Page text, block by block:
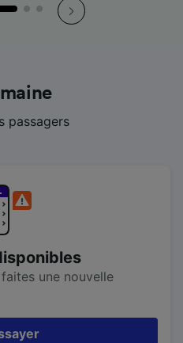
passagers
une nouvelle